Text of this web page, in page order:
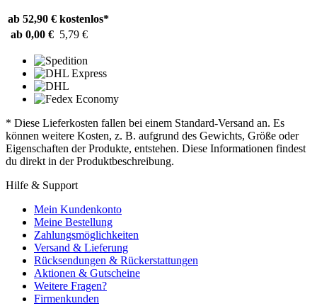
ab 52,90 € kostenlos*
ab 0,00 € 5,79 €
* Diese Lieferkosten fallen bei einem Standard-Versand an. Es
können weitere Kosten, z. B. aufgrund des Gewichts, Größe oder
Eigenschaften der Produkte, entstehen. Diese Informationen findest
du direkt in der Produktbeschreibung.
Hilfe & Support
Mein Kundenkonto
Meine Bestellung
Zahlungsmöglichkeiten
Versand & Lieferung
Rücksendungen & Rückerstattungen
Aktionen & Gutscheine
Weitere Fragen?
Firmenkunden